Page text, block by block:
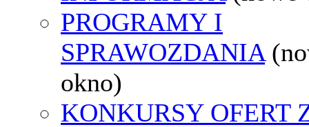
PROGRAMY I
SPRAWOZDANIA
okno)
KONKURSY OFERT